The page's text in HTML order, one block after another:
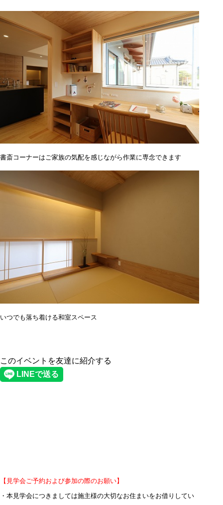
書斎コーナーはご家族の気配を感じながら作業に専念できます
いつでも落ち着ける和室スペース
このイベントを友達に紹介する
【見学会ご予約および参加の際のお願い】
・本見学会につきましては施主様の大切なお住まいをお借りしてい